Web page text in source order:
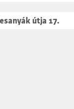
útja 17.